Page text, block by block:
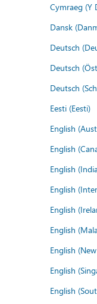
Cymraeg (Y
Dansk
Deutsch
Deutsch
Deutsch
Eesti (Eesti)
English
English
English
English
English
English
English
English
English